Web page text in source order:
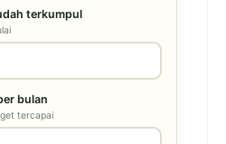
terkumpul
bulan
tercapai